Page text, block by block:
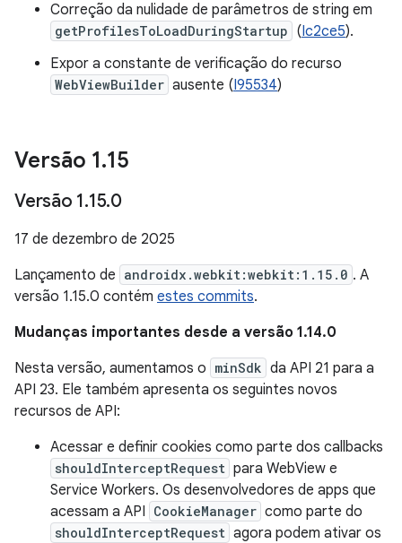
Correção da nulidade de parâmetros de string em
getProfilesToLoadDuringStartup (Ic2ce5).
Expor a constante de verificação do recurso
WebViewBuilder ausente (I95534)
Versão 1.15
Versão 1.15.0
17 de dezembro de 2025
Lançamento de androidx.webkit:webkit:1.15.0 . A
versão 1.15.0 contém estes commits.
Mudanças importantes desde a versão 1.14.0
Nesta versão, aumentamos o minSdk da API 21 para a
API 23. Ele também apresenta os seguintes novos
recursos de API:
Acessar e definir cookies como parte dos callbacks
shouldInterceptRequest para WebView e
Service Workers. Os desenvolvedores de apps que
acessam a API CookieManager como parte do
shouldInterceptRequest agora podem ativar os